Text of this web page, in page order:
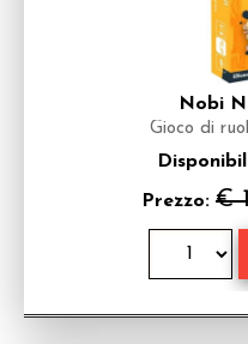
Nobi
Gioco di
Prezzo: €